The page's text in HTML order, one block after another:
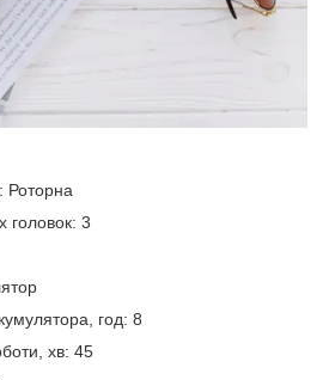
Роторна
головок: 3
год: 8
хв: 45